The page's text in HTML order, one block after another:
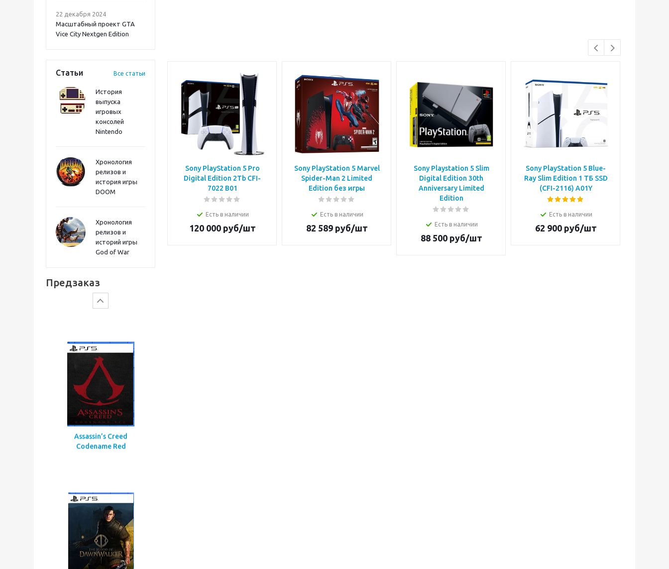
22 декабря 2024
Масштабный проект GTA
Vice City Nextgen Edition
Статьи Все статьи
История
выпуска
игровых
консолей
Nintendo
Хронология
релизов и
история игры
DOOM
Хронология
релизов и
историй игры
God of War
Предзаказ
Onimusha: Way of the
Sword PS5
Call Of Duty Black Ops Gulf
War
Assassin’s Creed
Sony PlayStation 5 Pro
Digital Edition 2Tb CFI-
7022 B01
Есть в наличии
120 000руб/шт
Sony PlayStation 5 Marvel
Spider-Man 2 Limited
Edition без игры
Есть в наличии
82 589руб/шт
Sony Playstation 5 Slim
Digital Edition 30th
Anniversary Limited
Edition
Есть в наличии
88 500руб/шт
Sony PlayStation 5 Blue-
Ray Slim Edition 1 ТБ SSD
(CFI-2116) A01Y
Есть в наличии
62 900руб/шт